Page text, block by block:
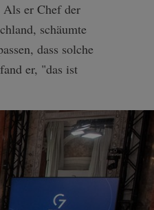
Als er Chef der
schäumte
dass solche
er, "das ist